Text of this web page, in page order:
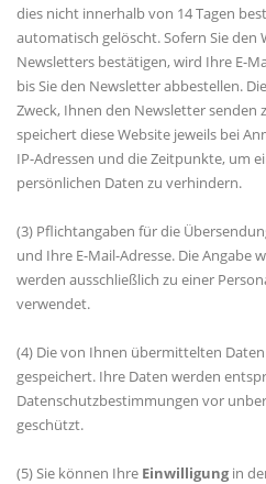
dies nicht innerhalb von 14 Tagen
automatisch gelöscht. Sofern Sie den
Newsletters bestätigen, wird Ihre E-
bis Sie den Newsletter abbestellen.
Zweck, Ihnen den Newsletter senden
speichert diese Website jeweils bei
IP-Adressen und die Zeitpunkte, um
persönlichen Daten zu verhindern.
(3) Pflichtangaben für die
und Ihre E-Mail-Adresse. Die Angabe
werden ausschließlich zu einer
verwendet.
(4) Die von Ihnen übermittelten
gespeichert. Ihre Daten werden
Datenschutzbestimmungen vor
geschützt.
(5) Sie können Ihre Einwilligungin